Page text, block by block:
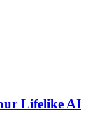
Lifelike AI